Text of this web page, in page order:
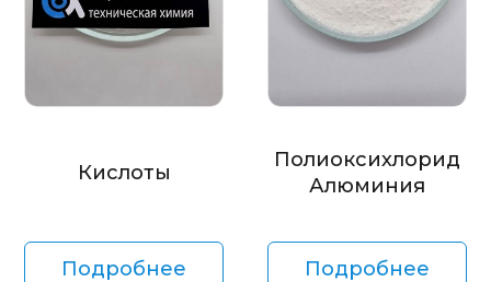
Кислоты
Подробнее
Полиоксихлорид
Алюминия
Подробнее